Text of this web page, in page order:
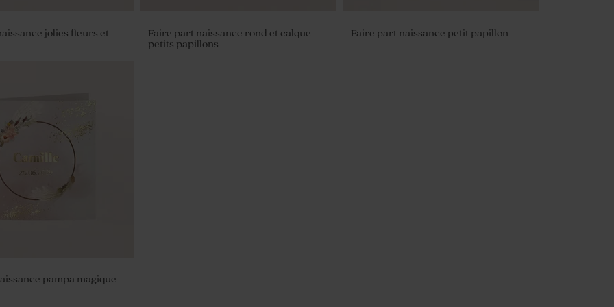
baptême broderie
jolies fleurs et
Faire part naissance rond et calque
petits papillons
Faire part naissance petit papillon
pampa magique